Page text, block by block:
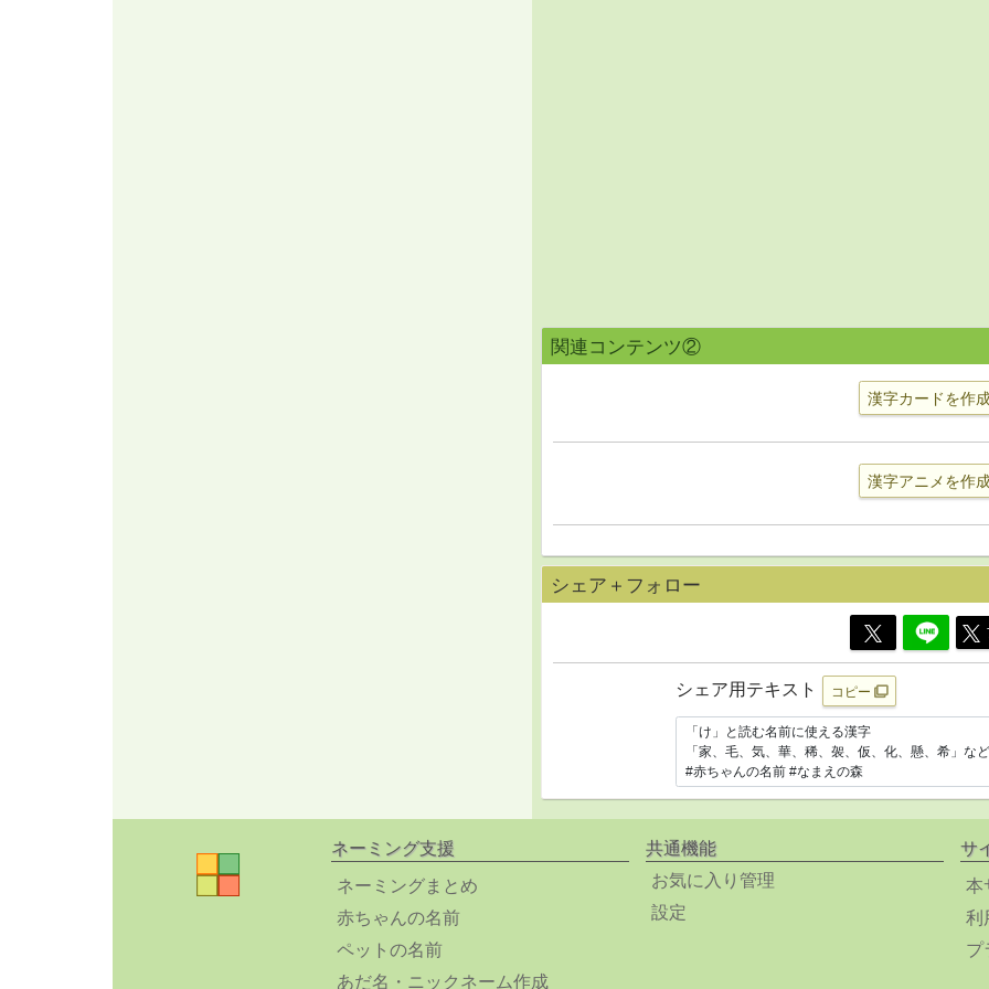
関連コンテンツ②
漢字カードを作
漢字アニメを作
シェア＋フォロー
シェア用テキスト コピー
ネーミング支援
ネーミングまとめ
赤ちゃんの名前
ペットの名前
あだ名・ニックネーム作成
共通機能
お気に入り管理
設定
サ
本
利
プ